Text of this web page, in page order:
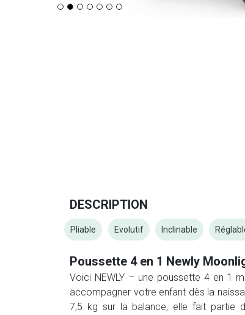
DESCRIPTION
Pliable Evolutif Inclinable
Poussette 4 en 1 Newly
Voici NEWLY – une poussette 4 en 1
accompagner votre enfant dès la
7,5 kg sur la balance, elle fait partie